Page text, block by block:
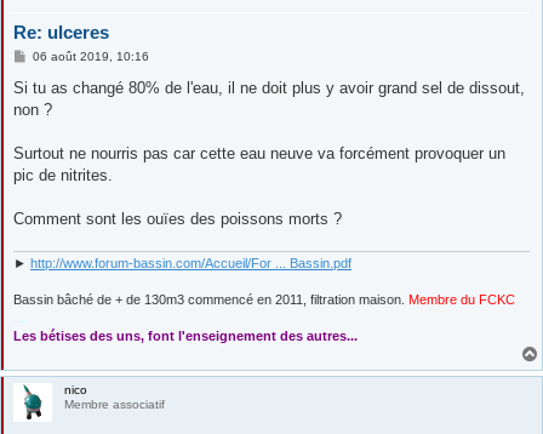
Re: ulceres
M
s
a
06 août 2019, 10:16
Si tu as changé 80% de l'eau, il ne doit plus y avoir grand sel de dissout,
non ?
Surtout ne nourris pas car cette eau neuve va forcément provoquer un
pic de nitrites.
Comment sont les ouïes des poissons morts ?
► http://www.forum-bassin.com/Accueil/For ... Bassin.pdf
Bassin bâché de + de 130m3 commencé en 2011, filtration maison. Membre du FCKC
Les bétises des uns, font l'enseignement des autres...
nico
Membre associatif